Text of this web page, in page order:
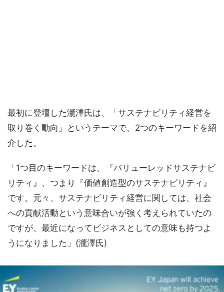
最初に登壇した瀧澤氏は、「サステナビリティ経営を
取り巻く動向」というテーマで、2つのキーワードを紹
介した。
「1つ目のキーワードは、『バリューレッドサステナビ
リティ』、つまり『価値創造型のサステナビリティ』
です。元々、サステナビリティ経営に関しては、社会
への貢献活動という意味合いが強く考えられていたの
ですが、最近になってビジネスとしての意味も持つよ
うになりました」(瀧澤氏)